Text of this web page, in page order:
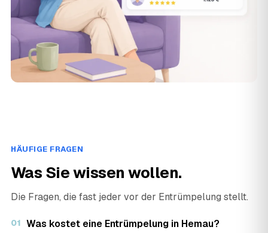
HÄUFIGE FRAGEN
Was Sie wissen wollen.
Die Fragen, die fast jeder vor der Entrümpelung stellt.
01 Was kostet eine Entrümpelung in Hemau?